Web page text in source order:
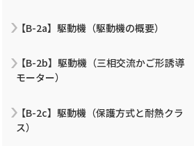
【B-2a】駆動機（駆動機の概要）
【B-2b】駆動機（三相交流かご形誘導
モーター）
【B-2c】駆動機（保護方式と耐熱クラ
ス）